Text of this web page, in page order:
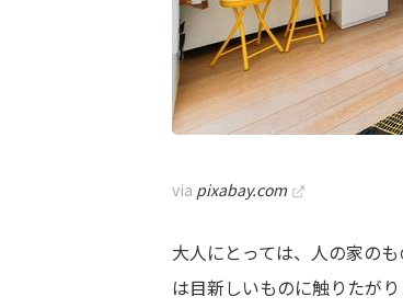
via pixabay.com
大人にとっては、人の家の
は目新しいものに触りたが